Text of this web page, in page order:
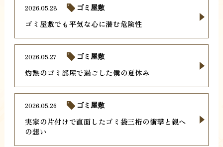
ゴミ屋敷でも平気な心に潜む危険性
2026.05.28 ゴミ屋敷
灼熱のゴミ部屋で過ごした僕の夏休み
2026.05.27 ゴミ屋敷
実家の片付けで直面したゴミ袋三桁の衝撃と親へ
の想い
2026.05.26 ゴミ屋敷